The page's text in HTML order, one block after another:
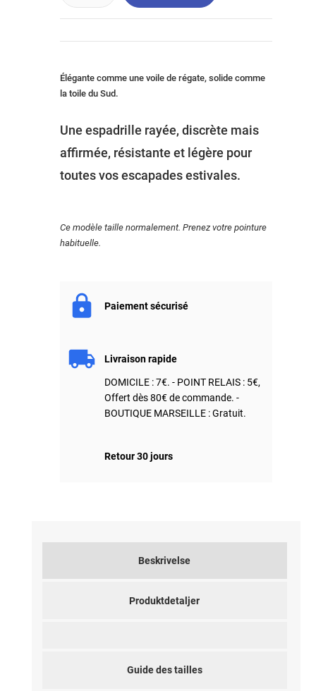
Élégante comme une voile de régate, solide comme
la toile du Sud.
Une espadrille rayée, discrète mais
affirmée, résistante et légère pour
toutes vos escapades estivales.
Ce modèle taille normalement. Prenez votre pointure
habituelle.
Paiement sécurisé
Livraison rapide
DOMICILE : 7€. - POINT RELAIS : 5€,
Offert dès 80€ de commande. -
BOUTIQUE MARSEILLE : Gratuit.
Retour 30 jours
Beskrivelse
Produktdetaljer
Guide des tailles